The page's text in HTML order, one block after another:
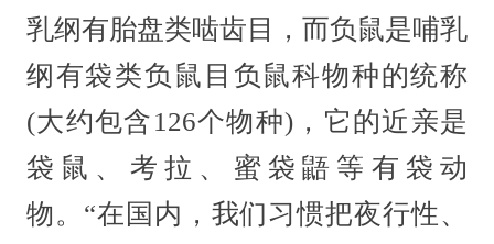
乳纲有胎盘类啮齿目，而负鼠是哺乳
纲有袋类负鼠目负鼠科物种的统称
(大约包含126个物种)，它的近亲是
袋鼠、考拉、蜜袋鼯等有袋动
物。“在国内，我们习惯把夜行性、